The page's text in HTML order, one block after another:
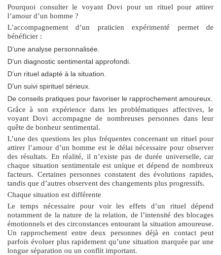
Pourquoi consulter le voyant Dovi pour un rituel pour attirer
l’amour d’un homme ?
L’accompagnement d’un praticien expérimenté permet de
bénéficier :
D’une analyse personnalisée.
D’un diagnostic sentimental approfondi.
D’un rituel adapté à la situation.
D’un suivi spirituel sérieux.
De conseils pratiques pour favoriser le rapprochement amoureux.
Grâce à son expérience dans les problématiques affectives, le
voyant Dovi accompagne de nombreuses personnes dans leur
quête de bonheur sentimental.
L’une des questions les plus fréquentes concernant un rituel pour
attirer l’amour d’un homme est le délai nécessaire pour observer
des résultats. En réalité, il n’existe pas de durée universelle, car
chaque situation sentimentale est unique et dépend de nombreux
facteurs. Certaines personnes constatent des évolutions rapides,
tandis que d’autres observent des changements plus progressifs.
Chaque situation est différente
Le temps nécessaire pour voir les effets d’un rituel dépend
notamment de la nature de la relation, de l’intensité des blocages
émotionnels et des circonstances entourant la situation amoureuse.
Un rapprochement entre deux personnes déjà en contact peut
parfois évoluer plus rapidement qu’une situation marquée par une
longue séparation ou un conflit important.